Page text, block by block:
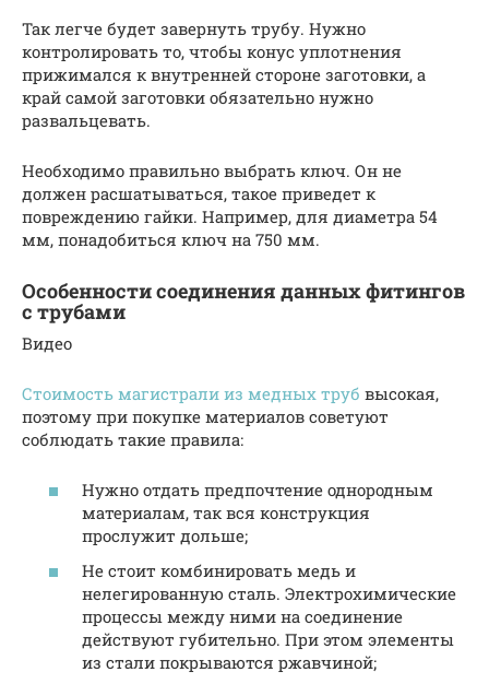
Так легче будет завернуть трубу. Нужно
контролировать то, чтобы конус уплотнения
прижимался к внутренней стороне заготовки, а
край самой заготовки обязательно нужно
развальцевать.
Необходимо правильно выбрать ключ. Он не
должен расшатываться, такое приведет к
повреждению гайки. Например, для диаметра 54
мм, понадобиться ключ на 750 мм.
Особенности соединения данных фитингов
с трубами
Видео
Стоимость магистрали из медных труб высокая,
поэтому при покупке материалов советуют
соблюдать такие правила:
Нужно отдать предпочтение однородным
материалам, так вся конструкция
прослужит дольше;
Не стоит комбинировать медь и
нелегированную сталь. Электрохимические
процессы между ними на соединение
действуют губительно. При этом элементы
из стали покрываются ржавчиной;